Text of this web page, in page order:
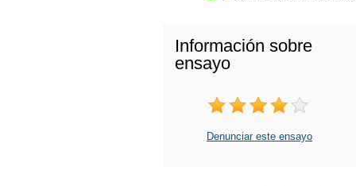
Información sobre
ensayo
Denunciar este ensayo